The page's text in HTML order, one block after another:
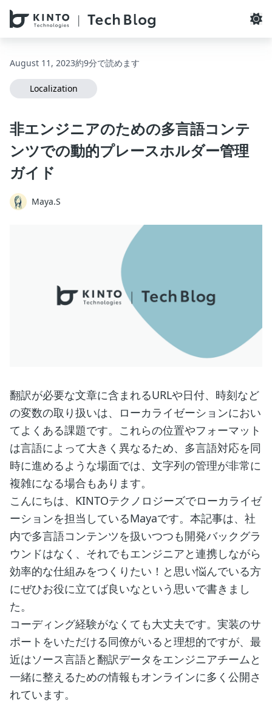
本文へスキップ / Skip to main content
August 11, 2023約9分で読めます
Localization
非エンジニアのための多言語コンテ
ンツでの動的プレースホルダー管理
ガイド
Maya.S
翻訳が必要な文章に含まれるURLや日付、時刻など
の変数の取り扱いは、ローカライゼーションにおい
てよくある課題です。これらの位置やフォーマット
は言語によって大きく異なるため、多言語対応を同
時に進めるような場面では、文字列の管理が非常に
複雑になる場合もあります。
こんにちは、KINTOテクノロジーズでローカライゼ
ーションを担当しているMayaです。本記事は、社
内で多言語コンテンツを扱いつつも開発バックグラ
ウンドはなく、それでもエンジニアと連携しながら
効率的な仕組みをつくりたい！と思い悩んでいる方
にぜひお役に立てば良いなという思いで書きまし
た。
コーディング経験がなくても大丈夫です。実装のサ
ポートをいただける同僚がいると理想的ですが、最
近はソース言語と翻訳データをエンジニアチームと
一緒に整えるための情報もオンラインに多く公開さ
れています。